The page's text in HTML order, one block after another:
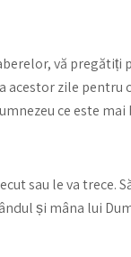
vă pregătiți
zile pentru
ce este
sau le va trece.
și mâna lui